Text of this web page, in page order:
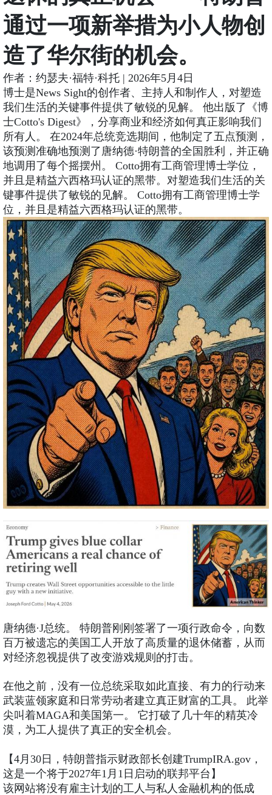
通过一项新举措为小人物创
造了华尔街的机会。
作者：约瑟夫·福特·科托 | 2026年5月4日
博士是News Sight的创作者、主持人和制作人，对塑造
我们生活的关键事件提供了敏锐的见解。 他出版了《博
士Cotto's Digest》，分享商业和经济如何真正影响我们
所有人。 在2024年总统竞选期间，他制定了五点预测，
该预测准确地预测了唐纳德·特朗普的全国胜利，并正确
地调用了每个摇摆州。 Cotto拥有工商管理博士学位，
并且是精益六西格玛认证的黑带。对塑造我们生活的关
键事件提供了敏锐的见解。 Cotto拥有工商管理博士学
位，并且是精益六西格玛认证的黑带。
唐纳德·J总统。 特朗普刚刚签署了一项行政命令，向数
百万被遗忘的美国工人开放了高质量的退休储蓄，从而
对经济忽视提供了改变游戏规则的打击。
在他之前，没有一位总统采取如此直接、有力的行动来
武装蓝领家庭和日常劳动者建立真正财富的工具。 此举
尖叫着MAGA和美国第一。 它打破了几十年的精英冷
漠，为工人提供了真正的安全机会。
【4月30日，特朗普指示财政部长创建TrumpIRA.gov，
这是一个将于2027年1月1日启动的联邦平台】
该网站将没有雇主计划的工人与私人金融机构的低成